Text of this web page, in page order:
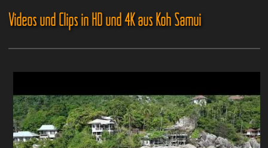
Videos und Clips in HD und 4K aus Koh Samui